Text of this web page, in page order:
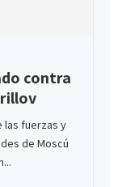
contra
las fuerzas y
de Moscú